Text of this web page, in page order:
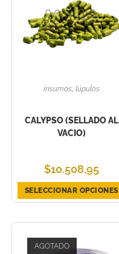
insumos lúpulos
CALYPSO (SELLADO AL
VACIO)
$10.508,95
SELECCIONAR OPCIONES
AGOTADO